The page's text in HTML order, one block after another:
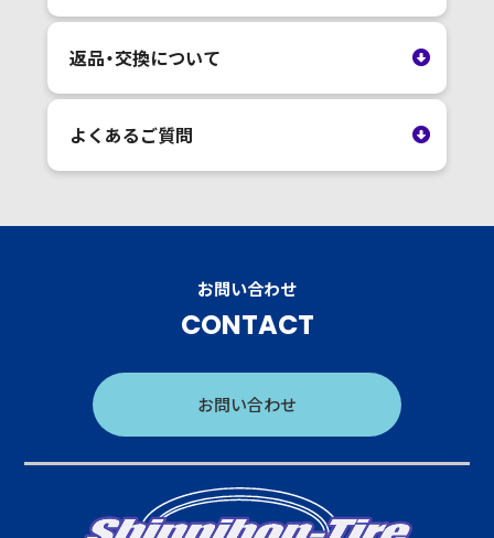
返品・交換について
よくあるご質問
お問い合わせ
CONTACT
お問い合わせ